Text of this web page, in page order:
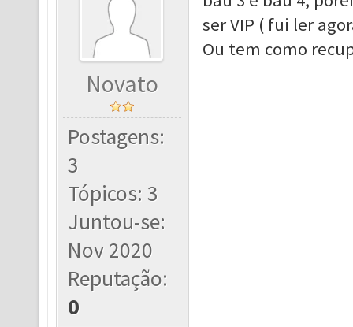
Novato
Postagens:
3
Tópicos: 3
Juntou-se:
Nov 2020
Reputação:
0
ser VIP ( fui ler
Ou tem como